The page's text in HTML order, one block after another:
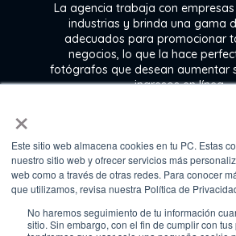
×
Este sitio web almacena cookies en tu PC. Estas
nuestro sitio web y ofrecer servicios más
web como a través de otras redes. Para conocer
que utilizamos, revisa nuestra Política de
No haremos seguimiento de tu información
sitio. Sin embargo, con el fin de cumplir con tus
La agencia trabaja con
industrias y brinda una gama
adecuados para promocionar
negocios, lo que la hace
fotógrafos que desean aumentar
ingresos en línea.
Kate Gross
Marketing & graphic design
Fixthephoto